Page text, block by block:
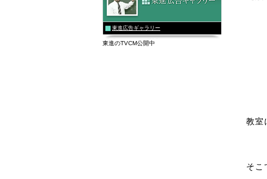
教室
そこ
東進広告ギャラリー
東進のTVCM公開中